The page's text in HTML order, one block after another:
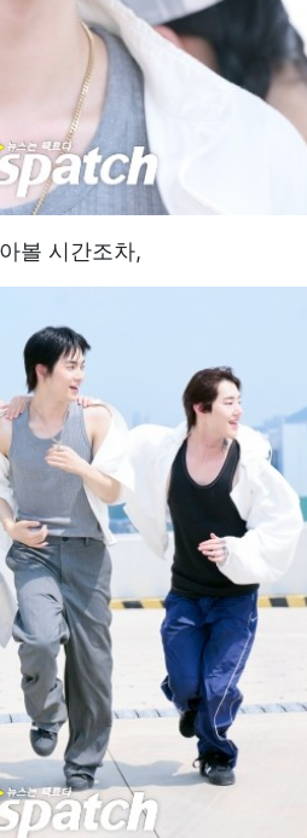
볼 시간조차,